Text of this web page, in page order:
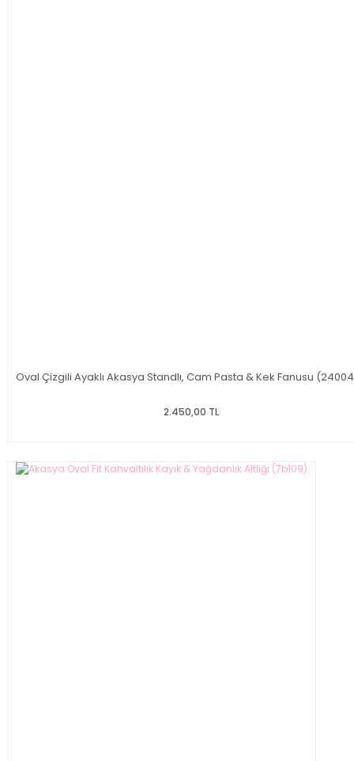
Oval Çizgili Ayaklı Akasya Standlı, Cam Pasta & Kek Fanusu
2.450,00 TL